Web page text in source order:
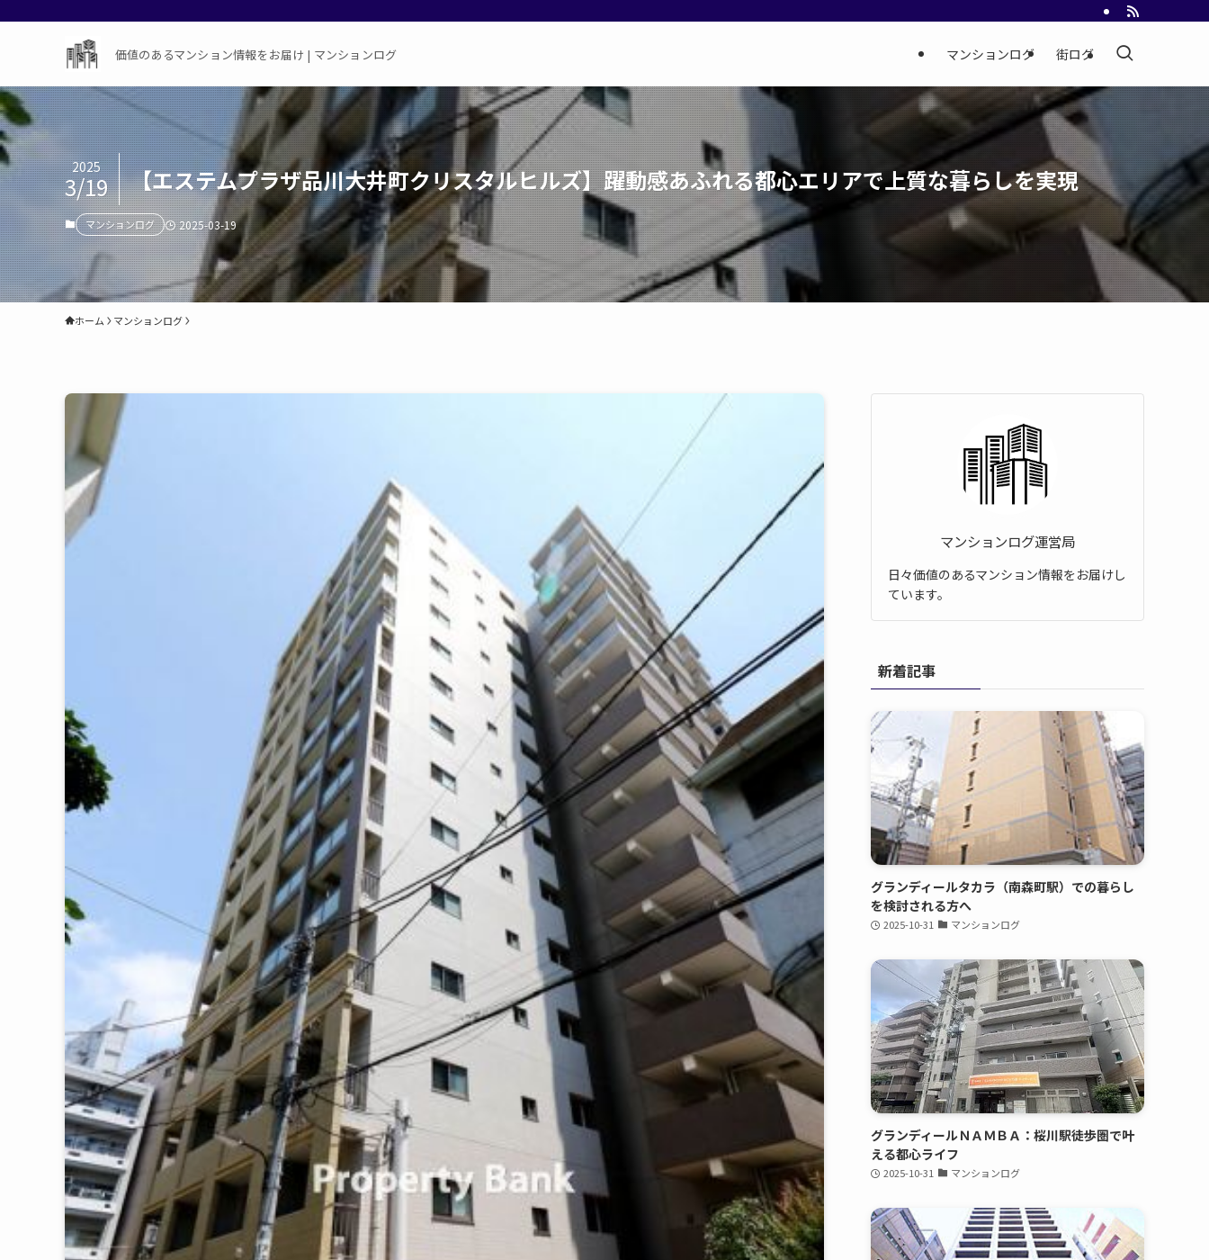
価値のあるマンション情報をお届け | マンションログ マンションログ 街ログ
【エステムプラザ品川大井町クリスタルヒルズ】躍動感あふれる都心エリアで上質な暮らしを実現
2025
3/19
マンションログ 2025-03-19
ホーム マンションログ
マンションログ運営局
日々価値のあるマンション情報をお届けし
ています。
新着記事
グランディールタカラ（南森町駅）での暮らし
を検討される方へ
2025-10-31 マンションログ
グランディールＮＡＭＢＡ：桜川駅徒歩圏で叶
える都心ライフ
2025-10-31 マンションログ